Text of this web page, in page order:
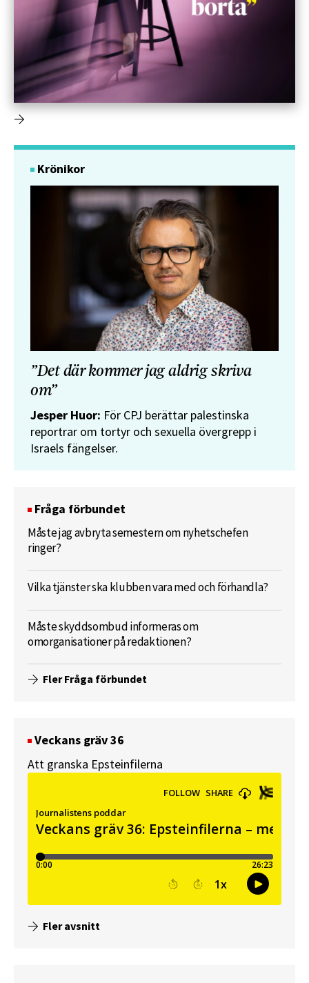
Krönikor
”Det där kommer jag aldrig skriva
om”
Jesper Huor: För CPJ berättar palestinska
reportrar om tortyr och sexuella övergrepp i
Israels fängelser.
Fråga förbundet
Måste jag avbryta semestern om nyhetschefen
ringer?
Vilka tjänster ska klubben vara med och förhandla?
Måste skyddsombud informeras om
omorganisationer på redaktionen?
Fler Fråga förbundet
Veckans gräv 36
Att granska Epsteinfilerna
Fler avsnitt